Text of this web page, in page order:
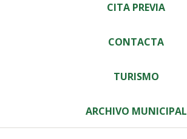
CITA PREVIA
CONTACTA
TURISMO
ARCHIVO MUNICIPAL